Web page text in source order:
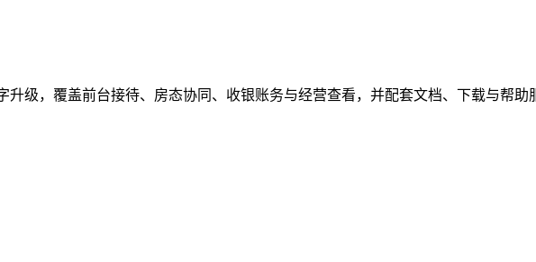
级，覆盖前台接待、房态协同、收银账务与经营查看，并配套文档、下载与帮助